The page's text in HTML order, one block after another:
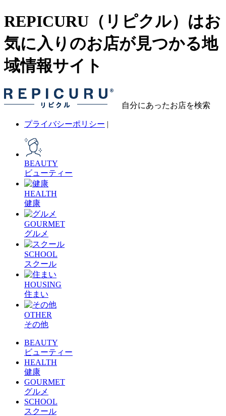
REPICURU（リピクル）はお
気に入りのお店が見つかる地
域情報サイト
自分にあったお店を検索
プライバシーポリシー |
BEAUTY
ビューティー
HEALTH
健康
GOURMET
グルメ
SCHOOL
スクール
HOUSING
住まい
OTHER
その他
BEAUTY
ビューティー
HEALTH
健康
GOURMET
グルメ
SCHOOL
スクール